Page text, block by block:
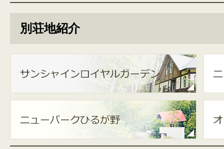
別荘地紹介